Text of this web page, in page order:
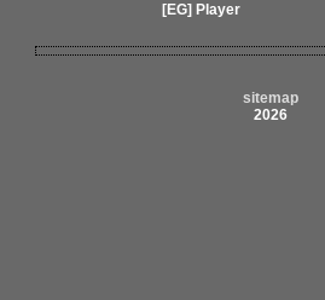
[EG] Player
sitemap
2026